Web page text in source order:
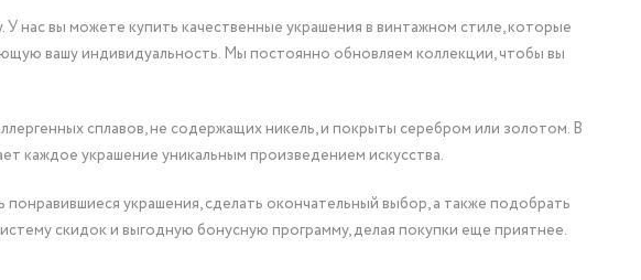
нас вы можете купить качественные украшения в винтажном стиле, которые
вашу индивидуальность. Мы постоянно обновляем коллекции, чтобы вы
сплавов, не содержащих никель, и покрыты серебром или золотом. В
каждое украшение уникальным произведением искусства.
украшения, сделать окончательный выбор, а также подобрать
скидок и выгодную бонусную программу, делая покупки еще приятнее.